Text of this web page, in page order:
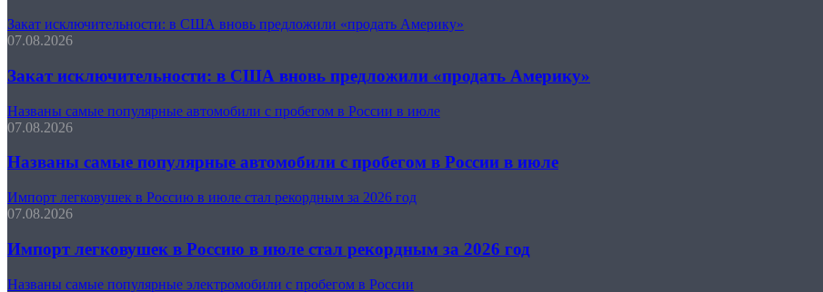
Закат исключительности: в США вновь предложили «продать Америку»
07.08.2026
Закат исключительности: в США вновь предложили «продать Америку»
Названы самые популярные автомобили с пробегом в России в июле
07.08.2026
Названы самые популярные автомобили с пробегом в России в июле
Импорт легковушек в Россию в июле стал рекордным за 2026 год
07.08.2026
Импорт легковушек в Россию в июле стал рекордным за 2026 год
Названы самые популярные электромобили с пробегом в России